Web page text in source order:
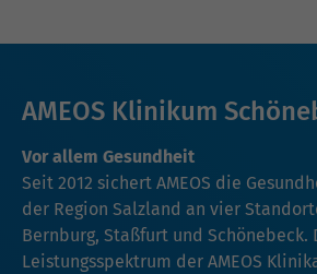
AMEOS Klinikum
Vor allem Gesundheit
Seit 2012 sichert AMEOS die
der Region Salzland an vier
Bernburg, Staßfurt und Schönebeck.
Leistungsspektrum der AMEOS